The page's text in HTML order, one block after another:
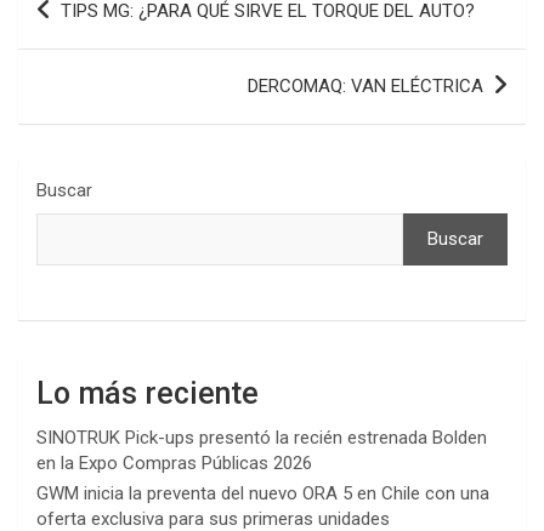
TIPS MG: ¿PARA QUÉ SIRVE EL TORQUE DEL AUTO?
DERCOMAQ: VAN ELÉCTRICA
Buscar
Buscar
Lo más reciente
SINOTRUK Pick-ups presentó la recién estrenada Bolden
en la Expo Compras Públicas 2026
GWM inicia la preventa del nuevo ORA 5 en Chile con una
oferta exclusiva para sus primeras unidades